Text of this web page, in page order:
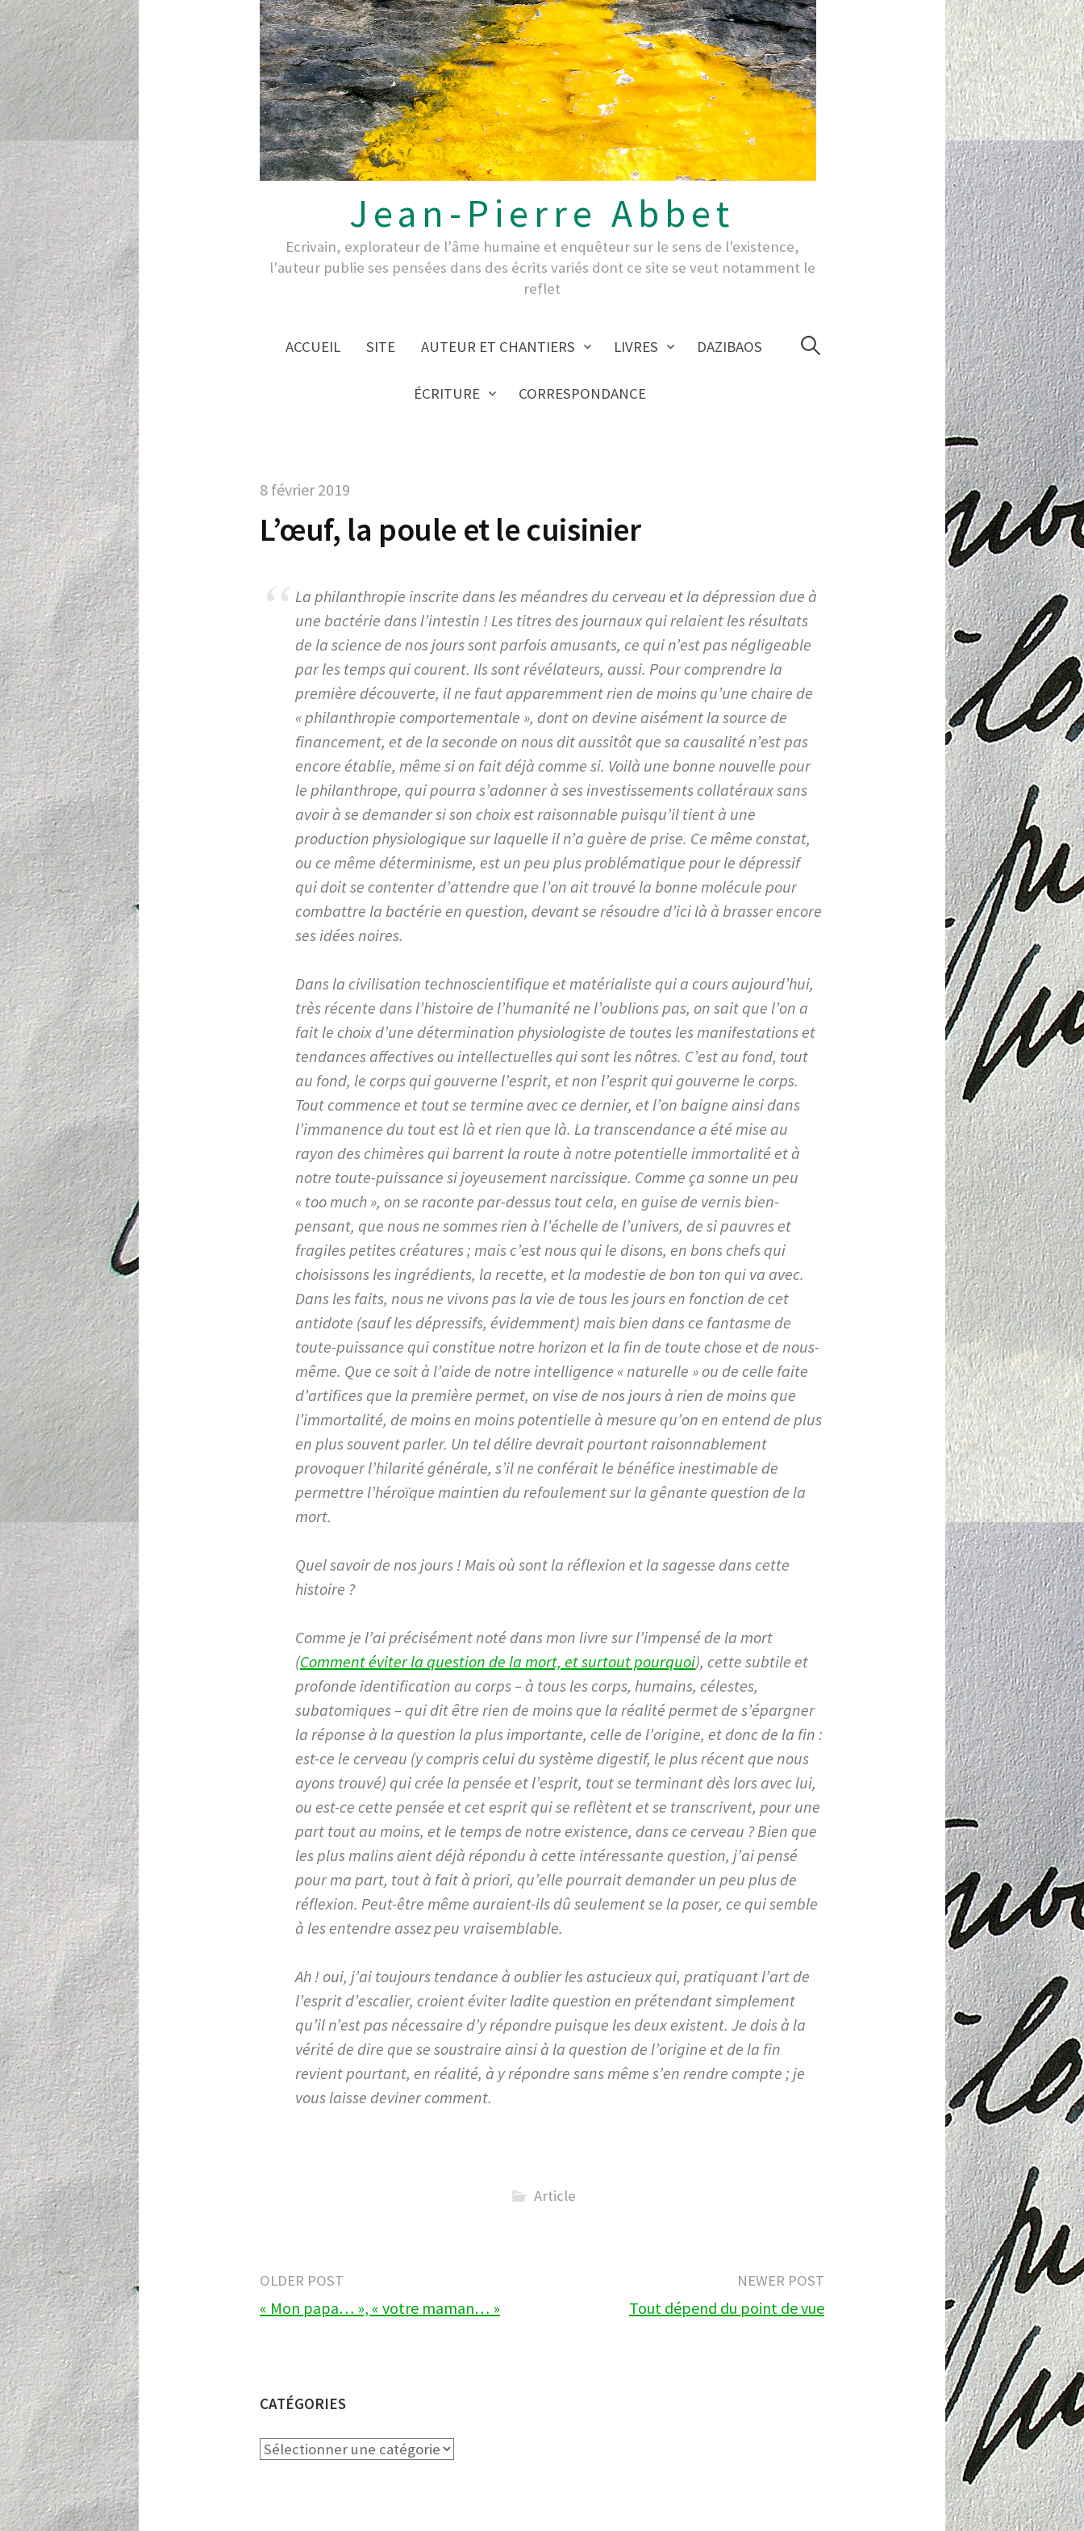
Jean-Pierre Abbet
Ecrivain, explorateur de l'âme humaine et enquêteur sur le sens de l'existence,
l'auteur publie ses pensées dans des écrits variés dont ce site se veut notamment le
reflet
ACCUEIL SITE AUTEUR ET CHANTIERS LIVRES DAZIBAOS
ÉCRITURE CORRESPONDANCE
Rechercher :
8 février 2019
L’œuf, la poule et le cuisinier
La philanthropie inscrite dans les méandres du cerveau et la dépression due à
une bactérie dans l’intestin ! Les titres des journaux qui relaient les résultats
de la science de nos jours sont parfois amusants, ce qui n’est pas négligeable
par les temps qui courent. Ils sont révélateurs, aussi. Pour comprendre la
première découverte, il ne faut apparemment rien de moins qu’une chaire de
« philanthropie comportementale », dont on devine aisément la source de
financement, et de la seconde on nous dit aussitôt que sa causalité n’est pas
encore établie, même si on fait déjà comme si. Voilà une bonne nouvelle pour
le philanthrope, qui pourra s’adonner à ses investissements collatéraux sans
avoir à se demander si son choix est raisonnable puisqu’il tient à une
production physiologique sur laquelle il n’a guère de prise. Ce même constat,
ou ce même déterminisme, est un peu plus problématique pour le dépressif
qui doit se contenter d’attendre que l’on ait trouvé la bonne molécule pour
combattre la bactérie en question, devant se résoudre d’ici là à brasser encore
ses idées noires.
Dans la civilisation technoscientifique et matérialiste qui a cours aujourd’hui,
très récente dans l’histoire de l’humanité ne l’oublions pas, on sait que l’on a
fait le choix d’une détermination physiologiste de toutes les manifestations et
tendances affectives ou intellectuelles qui sont les nôtres. C’est au fond, tout
au fond, le corps qui gouverne l’esprit, et non l’esprit qui gouverne le corps.
Tout commence et tout se termine avec ce dernier, et l’on baigne ainsi dans
l’immanence du tout est là et rien que là. La transcendance a été mise au
rayon des chimères qui barrent la route à notre potentielle immortalité et à
notre toute-puissance si joyeusement narcissique. Comme ça sonne un peu
« too much », on se raconte par-dessus tout cela, en guise de vernis bien-
pensant, que nous ne sommes rien à l’échelle de l’univers, de si pauvres et
fragiles petites créatures ; mais c’est nous qui le disons, en bons chefs qui
choisissons les ingrédients, la recette, et la modestie de bon ton qui va avec.
Dans les faits, nous ne vivons pas la vie de tous les jours en fonction de cet
antidote (sauf les dépressifs, évidemment) mais bien dans ce fantasme de
toute-puissance qui constitue notre horizon et la fin de toute chose et de nous-
même. Que ce soit à l’aide de notre intelligence « naturelle » ou de celle faite
d’artifices que la première permet, on vise de nos jours à rien de moins que
l’immortalité, de moins en moins potentielle à mesure qu’on en entend de plus
en plus souvent parler. Un tel délire devrait pourtant raisonnablement
provoquer l’hilarité générale, s’il ne conférait le bénéfice inestimable de
permettre l’héroïque maintien du refoulement sur la gênante question de la
mort.
Quel savoir de nos jours ! Mais où sont la réflexion et la sagesse dans cette
histoire ?
Comme je l’ai précisément noté dans mon livre sur l’impensé de la mort
(Comment éviter la question de la mort, et surtout pourquoi), cette subtile et
profonde identification au corps – à tous les corps, humains, célestes,
subatomiques – qui dit être rien de moins que la réalité permet de s’épargner
la réponse à la question la plus importante, celle de l’origine, et donc de la fin :
est-ce le cerveau (y compris celui du système digestif, le plus récent que nous
ayons trouvé) qui crée la pensée et l’esprit, tout se terminant dès lors avec lui,
ou est-ce cette pensée et cet esprit qui se reflètent et se transcrivent, pour une
part tout au moins, et le temps de notre existence, dans ce cerveau ? Bien que
les plus malins aient déjà répondu à cette intéressante question, j’ai pensé
pour ma part, tout à fait à priori, qu’elle pourrait demander un peu plus de
réflexion. Peut-être même auraient-ils dû seulement se la poser, ce qui semble
à les entendre assez peu vraisemblable.
Ah ! oui, j’ai toujours tendance à oublier les astucieux qui, pratiquant l’art de
l’esprit d’escalier, croient éviter ladite question en prétendant simplement
qu’il n’est pas nécessaire d’y répondre puisque les deux existent. Je dois à la
vérité de dire que se soustraire ainsi à la question de l’origine et de la fin
revient pourtant, en réalité, à y répondre sans même s’en rendre compte ; je
vous laisse deviner comment.
Article
Post
OLDER POST
« Mon papa… », « votre maman… »
NEWER POST
Tout dépend du point de vue
CATÉGORIES
Catégories